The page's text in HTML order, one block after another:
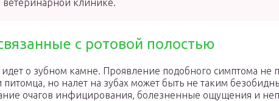
ветеринарной клинике.
с ротовой полостью
о зубном камне. Проявление подобного симптома не
но налет на зубах может быть не таким
очагов инфицирования, болезненные ощущения и